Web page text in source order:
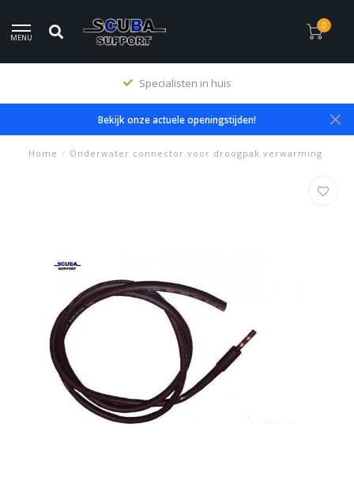
MENU
0
Specialisten in huis
Bekijk onze actuele openingstijden!
Home / Onderwater connector voor droogpak verwarming